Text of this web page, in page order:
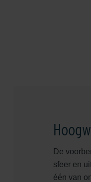
De
sfeer en
één van